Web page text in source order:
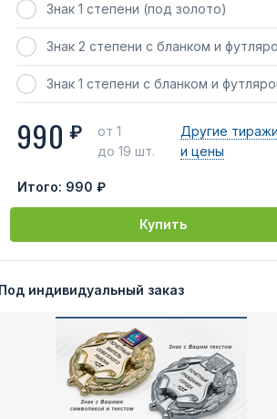
Знак 1 степени (под золото)
Знак 2 степени с бланком и
Знак 1 степени с бланком и
990 ₽
от 1
до 19 шт.
Другие тиражи
и цены
Итого: 990 ₽
Купить
Под индивидуальный заказ